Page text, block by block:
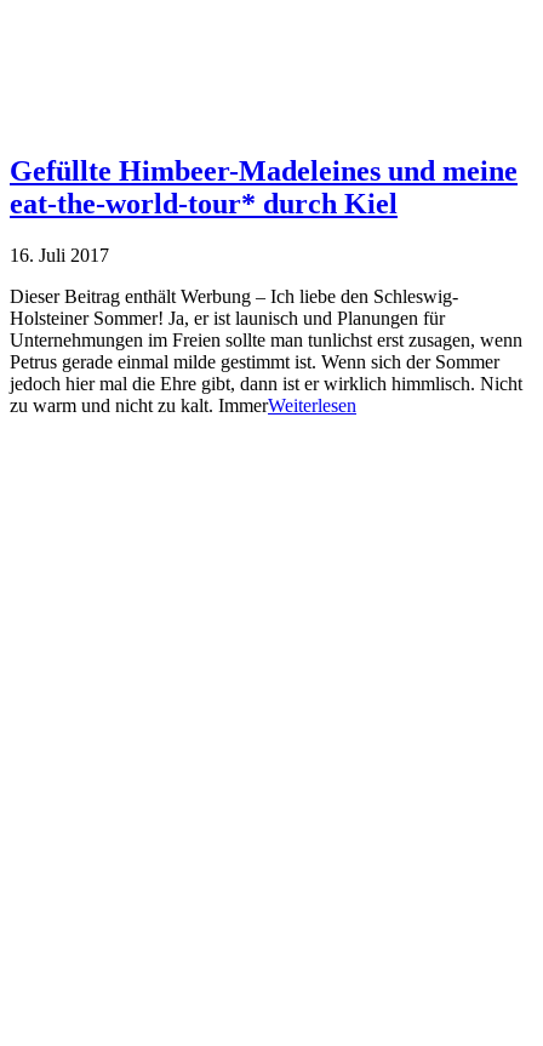
Gefüllte Himbeer-Madeleines und meine
eat-the-world-tour* durch Kiel
16. Juli 2017
Dieser Beitrag enthält Werbung – Ich liebe den Schleswig-
Holsteiner Sommer! Ja, er ist launisch und Planungen für
Unternehmungen im Freien sollte man tunlichst erst zusagen, wenn
Petrus gerade einmal milde gestimmt ist. Wenn sich der Sommer
jedoch hier mal die Ehre gibt, dann ist er wirklich himmlisch. Nicht
zu warm und nicht zu kalt. ImmerWeiterlesen